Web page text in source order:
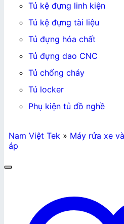
Tủ kệ đựng linh kiện
Tủ kệ đựng tài liệu
Tủ đựng hóa chất
Tủ đựng dao CNC
Tủ chống cháy
Tủ locker
Phụ kiện tủ đồ nghề
Nam Việt Tek» Máy rửa xe
áp